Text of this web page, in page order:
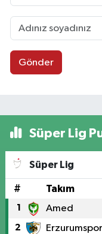
Gönder
Süper Lig
Süper Lig
# Takım
1 Amed
2